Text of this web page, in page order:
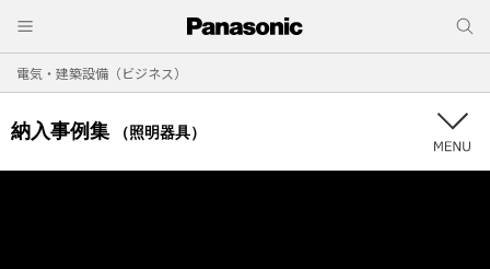
電気・建築設備（ビジネス）
納入事例集 （照明器具）